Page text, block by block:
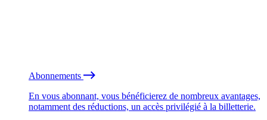
Abonnements
En vous abonnant, vous bénéficierez de nombreux avantages,
notamment des réductions, un accès privilégié à la billetterie.